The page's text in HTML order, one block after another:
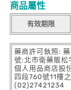
商品屬性
有效期限
藥商許可執照:
號:北市衛藥販松
個人用品商店股
四段760號11樓
(02)27421234